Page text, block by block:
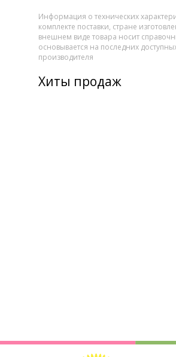
Информация о технических
комплекте поставки, стране
внешнем виде товара носит
основывается на последних
производителя
Хиты продаж